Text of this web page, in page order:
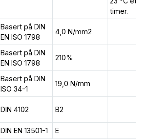
timer.
Basert på DIN
EN ISO 1798
4,0 N/mm2
Basert på DIN
EN ISO 1798
210%
Basert på DIN
ISO 34-1
19,0 N/mm
DIN 4102 B2
DIN EN 13501-1
E